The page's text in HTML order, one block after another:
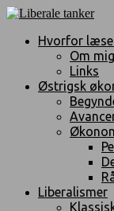
Hvorfor læse
Om mig
Links
Østrigsk
Liberalismer